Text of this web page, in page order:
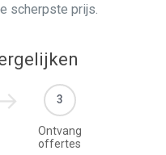
scherpste prijs.
3
Ontvang
offertes